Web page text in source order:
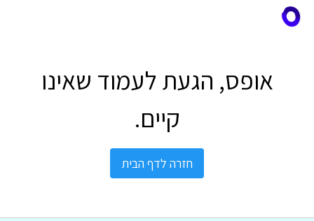
אופס, הגעת לעמוד שאינו
קיים.
חזרה לדף הבית